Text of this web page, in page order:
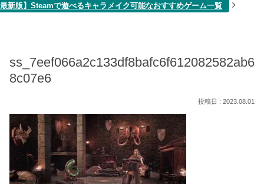
最新版】Steamで遊べるキャラメイク可能なおすすめゲーム一覧
ss_7eef066a2c133df8bafc6f612082582ab6
8c07e6
2023.08.01